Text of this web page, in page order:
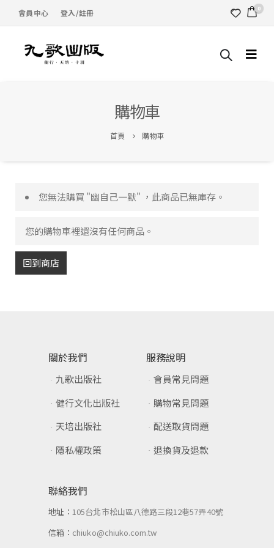
會員中心 登入/註冊 0
購物車
首頁 購物車
您無法購買 "幽自己一默" ，此商品已無庫存。
您的購物車裡還沒有任何商品。
回到商店
關於我們
九歌出版社
健行文化出版社
天培出版社
隱私權政策
服務說明
會員常見問題
購物常見問題
配送取貨問題
退換貨及退款
聯絡我們
地址：105台北市松山區八德路三段12巷57弄40號
信箱： chiuko@chiuko.com.tw